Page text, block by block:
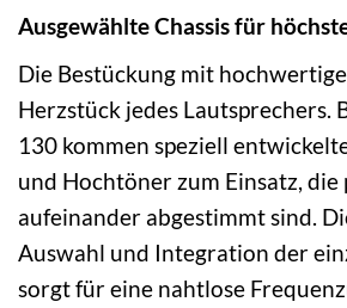
Ausgewählte Chassis für
Die Bestückung mit
Herzstück jedes Lautsprechers.
130 kommen speziell
und Hochtöner zum Einsatz, die
aufeinander abgestimmt sind.
Auswahl und Integration der
sorgt für eine nahtlose